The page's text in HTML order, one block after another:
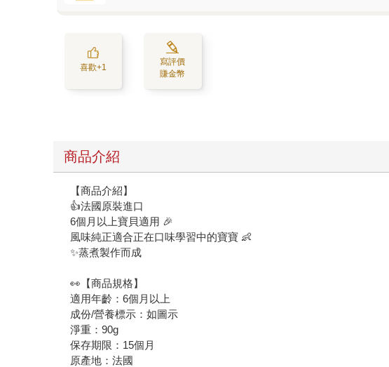
喜歡+1
寫評價
賺金幣
商品介紹
【商品介紹】
👍法國原裝進口
6個月以上寶貝適用 🎉
風味純正適合正在口味學習中的寶寶 👶
✨蒸煮製作而成
👀【商品規格】
適用年齡：6個月以上
成份/營養標示：如圖示
淨重：90g
保存期限：15個月
原產地：法國